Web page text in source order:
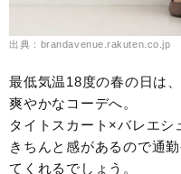
出典：brandavenue.rakuten.co.jp
最低気温18度の春の日は
爽やかなコーデへ。
タイトスカート×バレエシ
きちんと感があるので通
てくれるでしょう。